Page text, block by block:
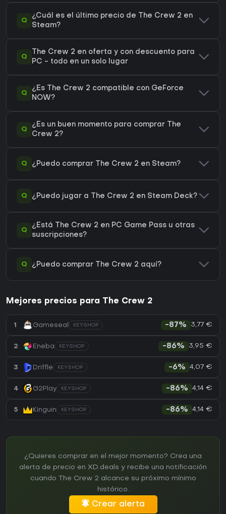
Q
¿Cuál es el último precio de The Crew 2 en
Steam?
Q
The Crew 2 en oferta y con descuento para
PC - todo en un solo lugar
Q
¿Es The Crew 2 compatible con GeForce
NOW?
Q
¿Es un buen momento para comprar The
Crew 2?
Q ¿Puedo comprar The Crew 2 en Steam?
Q ¿Puedo jugar a The Crew 2 en Steam Deck?
Q
¿Está The Crew 2 en PC Game Pass u otras
suscripciones?
Q ¿Puedo comprar The Crew 2 aquí?
Mejores precios para The Crew 2
1 Gameseal KEYSHOP -87% 3,77 €
2 Eneba KEYSHOP -86% 3,95 €
3 Driffle KEYSHOP -6% 4,07 €
4 G2Play KEYSHOP -86% 4,14 €
5 Kinguin KEYSHOP -86% 4,14 €
¿Quieres comprar en el mejor momento? Crea una
alerta de precio en XD.deals y recibe una notificación
cuando The Crew 2 alcance su próximo mínimo
histórico.
Crear alerta